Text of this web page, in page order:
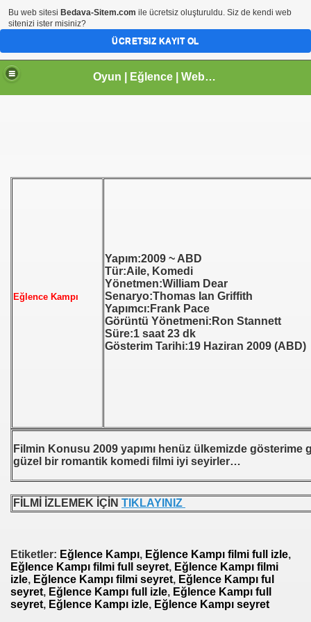
Oyun | Eğlence | Webmaster | tr.gg Paylaşım Sitesi | Arhavi |Kireçlik Köyü
Eğlence Kampı
Yapım:2009 ~ ABD
Tür:Aile, Komedi
Yönetmen:William Dear
Senaryo:Thomas Ian Griffith
Yapımcı:Frank Pace
Görüntü Yönetmeni:Ron Stannett
Süre:1 saat 23 dk
Gösterim Tarihi:19 Haziran 2009 (ABD)
Filmin Konusu 2009 yapımı henüz ülkemizde gösterime
güzel bir romantik komedi filmi iyi seyirler…
FİLMİ İZLEMEK İÇİN TIKLAYINIZ
Etiketler: Eğlence Kampı, Eğlence Kampı filmi full izle,
Eğlence Kampı filmi full seyret, Eğlence Kampı filmi
izle, Eğlence Kampı filmi seyret, Eğlence Kampı ful
seyret, Eğlence Kampı full izle, Eğlence Kampı full
seyret, Eğlence Kampı izle, Eğlence Kampı seyret
Bu web sitesi Bedava-Sitem.com ile ücretsiz oluşturuldu. Siz de kendi web
sitenizi ister misiniz?
ÜCRETSIZ KAYIT OL